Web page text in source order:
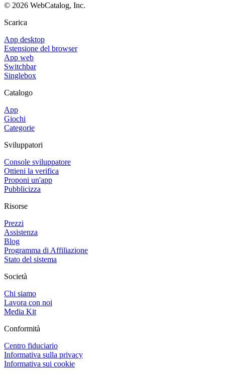
© 2026 WebCatalog, Inc.
Scarica
App desktop
Estensione del browser
App web
Switchbar
Singlebox
Catalogo
App
Giochi
Categorie
Sviluppatori
Console sviluppatore
Ottieni la verifica
Proponi un'app
Pubblicizza
Risorse
Prezzi
Assistenza
Blog
Programma di Affiliazione
Stato del sistema
Società
Chi siamo
Lavora con noi
Media Kit
Conformità
Centro fiduciario
Informativa sulla privacy
Informativa sui cookie